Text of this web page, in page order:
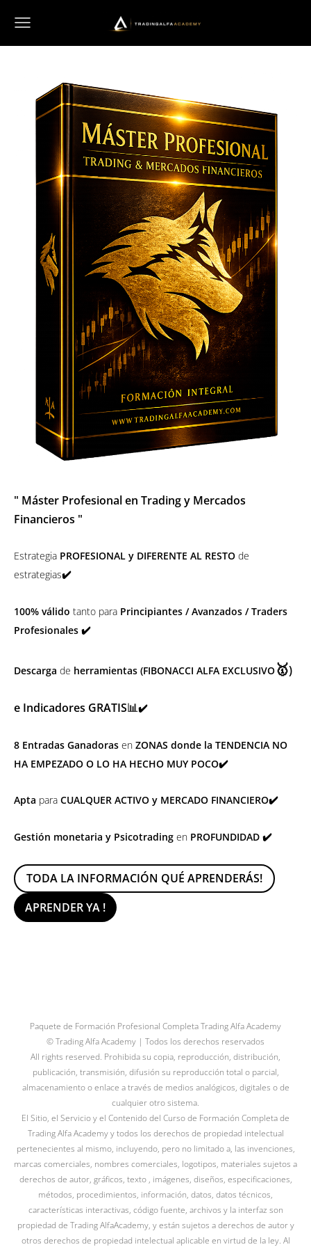
" Máster Profesional en Trading y Mercados
Financieros "
Estrategia PROFESIONAL y DIFERENTE AL RESTO de
estrategias✔️
100% válido tanto para Principiantes / Avanzados / Traders
Profesionales ✔️
Descarga de herramientas (FIBONACCI ALFA EXCLUSIVO🥇)
e Indicadores GRATIS📊✔️
8 Entradas Ganadoras en ZONAS donde la TENDENCIA NO
HA EMPEZADO O LO HA HECHO MUY POCO✔️
Apta para CUALQUER ACTIVO y MERCADO FINANCIERO✔️
Gestión monetaria y Psicotrading en PROFUNDIDAD ✔️
TODA LA INFORMACIÓN QUÉ APRENDERÁS!
APRENDER YA !
Paquete de Formación Profesional Completa Trading Alfa Academy
© Trading Alfa Academy | Todos los derechos reservados
All rights reserved. Prohibida su copia, reproducción, distribución,
publicación, transmisión, difusión su reproducción total o parcial,
almacenamiento o enlace a través de medios analógicos, digitales o de
cualquier otro sistema.
El Sitio, el Servicio y el Contenido del Curso de Formación Completa de
Trading Alfa Academy y todos los derechos de propiedad intelectual
pertenecientes al mismo, incluyendo, pero no limitado a, las invenciones,
marcas comerciales, nombres comerciales, logotipos, materiales sujetos a
derechos de autor, gráficos, texto , imágenes, diseños, especificaciones,
métodos, procedimientos, información, datos, datos técnicos,
características interactivas, código fuente, archivos y la interfaz son
propiedad de Trading AlfaAcademy, y están sujetos a derechos de autor y
otros derechos de propiedad intelectual aplicable en virtud de la ley. Al